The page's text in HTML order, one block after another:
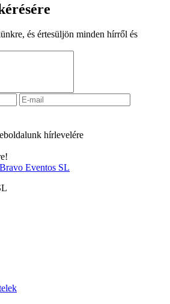
és értesüljön minden hírről és
hírlevelére